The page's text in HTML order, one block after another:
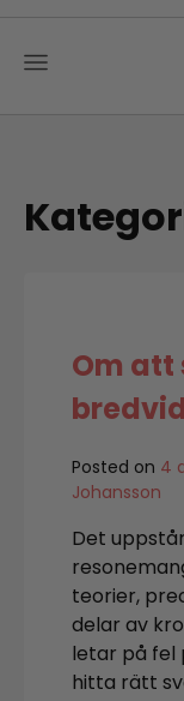
Om att
bredvid
Posted on 4
Johansson
Det
teorier,
delar av
letar på fel
hitta rätt